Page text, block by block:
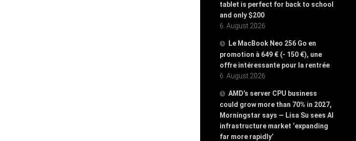
tablet is perfect for back to school
and only $200
6. August 2026
Le MacBook Neo 256 Go en
promotion à 649 € (- 150 €), une
offre intéressante pour la rentrée
6. August 2026
AMD’s server CPU business
could grow more than 70% in 2027,
Morningstar says — Lisa Su sees AI
infrastructure market ‘expanding
far more rapidly’